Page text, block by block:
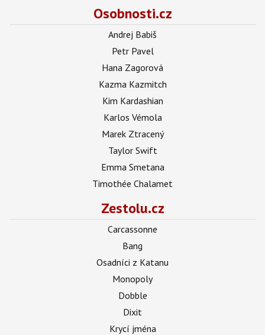
Osobnosti.cz
Andrej Babiš
Petr Pavel
Hana Zagorová
Kazma Kazmitch
Kim Kardashian
Karlos Vémola
Marek Ztracený
Taylor Swift
Emma Smetana
Timothée Chalamet
Zestolu.cz
Carcassonne
Bang
Osadníci z Katanu
Monopoly
Dobble
Dixit
Krycí jména